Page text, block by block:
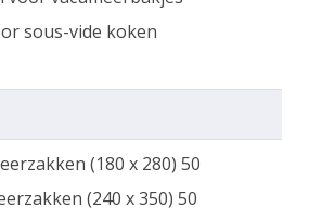
sous-vide koken
(180 x 280) 50
(240 x 350) 50